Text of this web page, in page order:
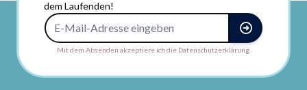
dem Laufenden!
Mit dem Absenden akzeptiere ich die Datenschutzerklärung.